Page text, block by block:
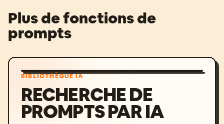
Plus de fonctions de
prompts
BIBLIOTHÈQUE IA
RECHERCHE DE
PROMPTS PAR IA